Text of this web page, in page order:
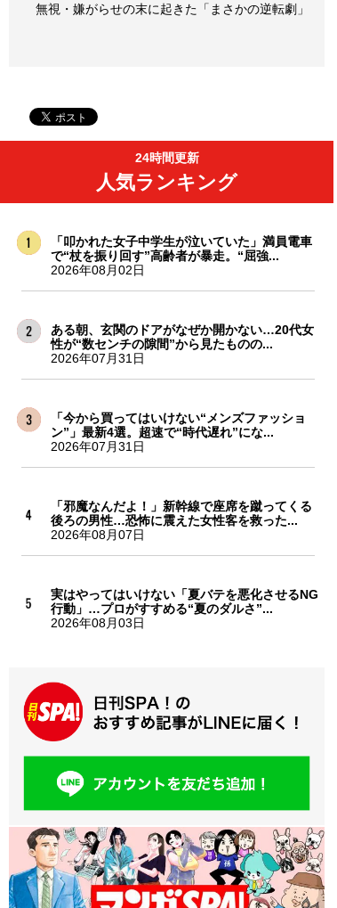
無視・嫌がらせの末に起きた「まさかの逆転劇」
24時間更新
人気ランキング
「叩かれた女子中学生が泣いていた」満員電車
で“杖を振り回す”高齢者が暴走。“屈強...
2026年08月02日
ある朝、玄関のドアがなぜか開かない…20代女
性が“数センチの隙間”から見たものの...
2026年07月31日
「今から買ってはいけない“メンズファッショ
ン”」最新4選。超速で“時代遅れ”にな...
2026年07月31日
「邪魔なんだよ！」新幹線で座席を蹴ってくる
後ろの男性…恐怖に震えた女性客を救った...
2026年08月07日
実はやってはいけない「夏バテを悪化させるNG
行動」…プロがすすめる“夏のダルさ”...
2026年08月03日